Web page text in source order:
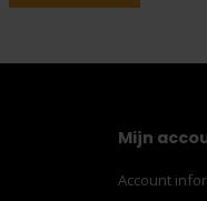
Mijn
Account